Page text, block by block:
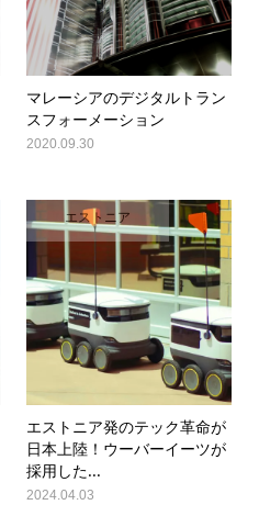
マレーシアのデジタルトラン
スフォーメーション
2020.09.30
エストニア
エストニア発のテック革命が
日本上陸！ウーバーイーツが
採用した...
2024.04.03